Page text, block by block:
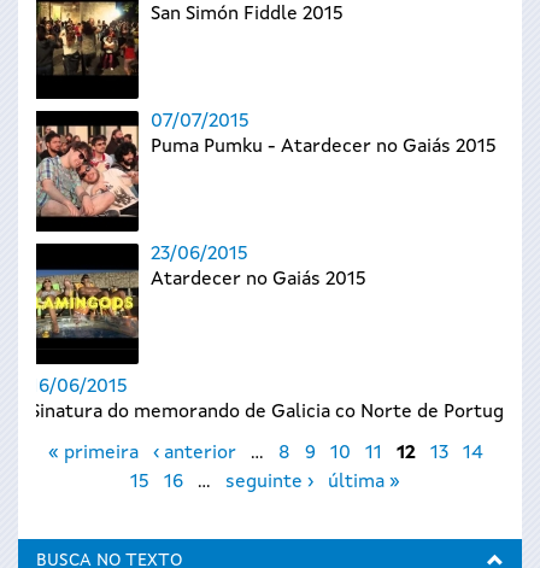
San Simón Fiddle 2015
07/07/2015
Puma Pumku - Atardecer no Gaiás 2015
23/06/2015
Atardecer no Gaiás 2015
16/06/2015
Sinatura do memorando de Galicia co Norte de Portugal
Páxinas
« primeira ‹ anterior … 8 9 10 11 12 13
14
15
16 … seguinte › última »
BUSCA NO TEXTO